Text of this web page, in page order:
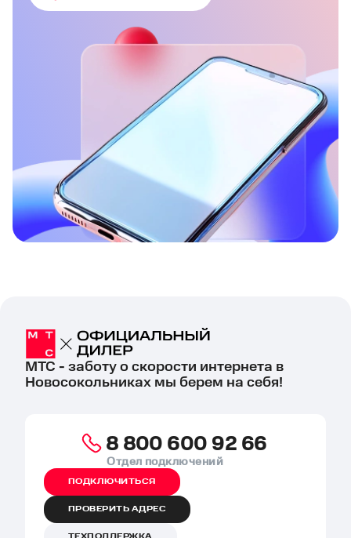
МТС - заботу о скорости интернета в
Новосокольниках мы берем на себя!
8 800 600 92 66
Отдел подключений
ПОДКЛЮЧИТЬСЯ
ПРОВЕРИТЬ АДРЕС